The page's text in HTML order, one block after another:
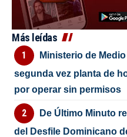
Más leídas
Ministerio de
segunda vez planta de
por operar sin permisos
De Último Minuto
del Desfile Dominicano